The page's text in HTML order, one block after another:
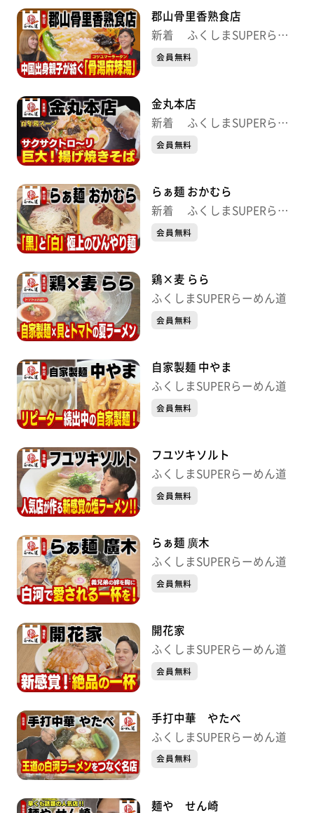
郡山骨里香熟食店
新着 ふくしまSUPERらー
めん道
会員無料
金丸本店
新着 ふくしまSUPERらー
めん道
会員無料
らぁ麺 おかむら
新着 ふくしまSUPERらー
めん道
会員無料
鶏×麦 らら
ふくしまSUPERらーめん道
会員無料
自家製麺 中やま
ふくしまSUPERらーめん道
会員無料
フユツキソルト
ふくしまSUPERらーめん道
会員無料
らぁ麺 廣木
ふくしまSUPERらーめん道
会員無料
開花家
ふくしまSUPERらーめん道
会員無料
手打中華 やたべ
ふくしまSUPERらーめん道
会員無料
麺や せん崎